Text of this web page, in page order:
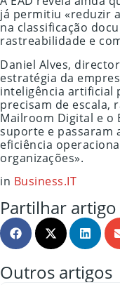
já permitiu «reduzir
na classificação
rastreabilidade e
Daniel Alves,
estratégia da
inteligência artificial
precisam de escala,
Mailroom Digital e o
suporte e passaram
eficiência
organizações».
in Business.IT
Partilhar artigo
Outros artigos